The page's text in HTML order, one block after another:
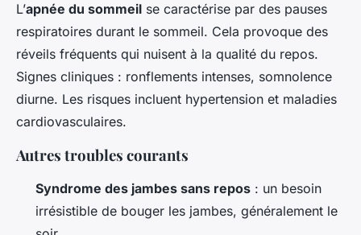
L’apnée du sommeil se caractérise par des pauses
respiratoires durant le sommeil. Cela provoque des
réveils fréquents qui nuisent à la qualité du repos.
Signes cliniques : ronflements intenses, somnolence
diurne. Les risques incluent hypertension et maladies
cardiovasculaires.
Autres troubles courants
Syndrome des jambes sans repos : un besoin
irrésistible de bouger les jambes, généralement le